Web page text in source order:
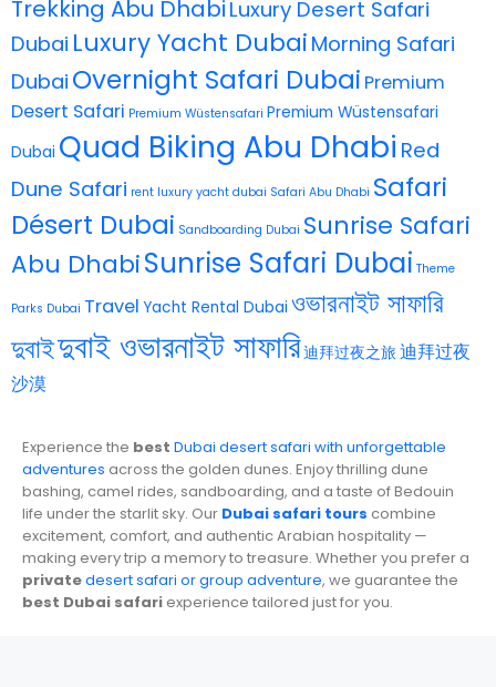
Trekking Abu Dhabi Luxury Desert Safari
Dubai Luxury Yacht Dubai Morning Safari
Dubai Overnight Safari Dubai Premium
Desert Safari Premium Wüstensafari Premium Wüstensafari
Dubai Quad Biking Abu Dhabi Red
Dune Safari rent luxury yacht dubai Safari Abu Dhabi Safari
Désert Dubai Sandboarding Dubai Sunrise Safari
Abu DhabiSunrise Safari Dubai Theme
Parks Dubai Travel Yacht Rental Dubai ওভারনাইট সাফারি
দুবাইদুবাই ওভারনাইট সাফারি迪拜过夜之旅迪拜过夜
沙漠
Experience the best Dubai desert safari with unforgettable
adventures across the golden dunes. Enjoy thrilling dune
bashing, camel rides, sandboarding, and a taste of Bedouin
life under the starlit sky. Our Dubai safari tours combine
excitement, comfort, and authentic Arabian hospitality —
making every trip a memory to treasure. Whether you prefer a
privatedesert safari or group adventure, we guarantee the
best Dubai safari experience tailored just for you.